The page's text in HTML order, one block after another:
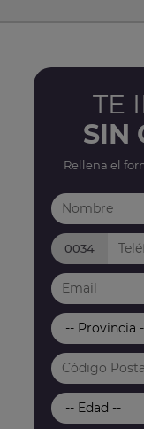
TE
SIN
Rellena el
0034